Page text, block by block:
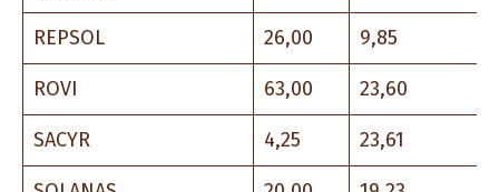
REPSOL 26,00 9,85
ROVI 63,00 23,60
SACYR 4,25 23,61